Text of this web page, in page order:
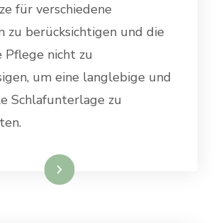
für verschiedene
zu berücksichtigen und die
Pflege nicht zu
um eine langlebige und
Schlafunterlage zu
Weiterlesen